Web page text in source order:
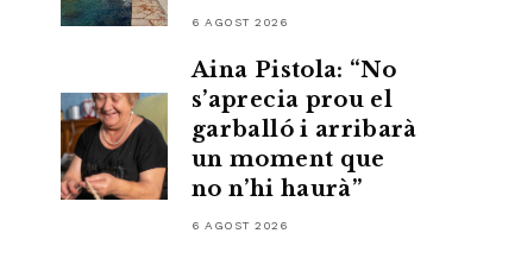
6 AGOST 2026
Aina Pistola: “No
s’aprecia prou el
garballó i arribarà
un moment que
no n’hi haurà”
6 AGOST 2026